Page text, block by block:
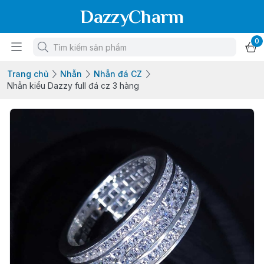
DazzyCharm
0
Trang chủ Nhẫn
Nhẫn đá CZ
Nhẫn kiểu Dazzy full đá cz 3 hàng